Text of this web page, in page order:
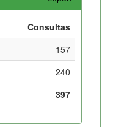
Consultas
157
240
397